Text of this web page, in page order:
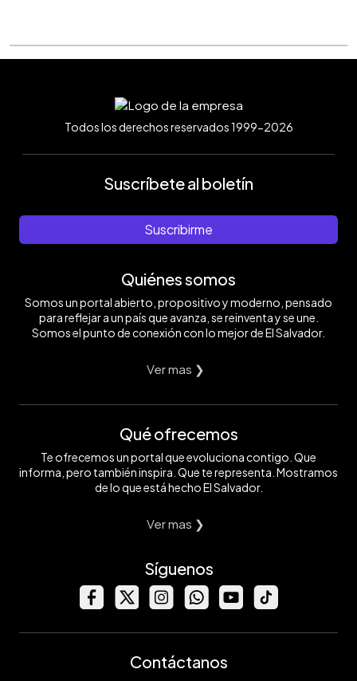
Todos los derechos reservados 1999-2026
Suscríbete al boletín
Suscribirme
Quiénes somos
Somos un portal abierto, propositivo y moderno, pensado
para reflejar a un país que avanza, se reinventa y se une.
Somos el punto de conexión con lo mejor de El Salvador.
Ver mas ❯
Qué ofrecemos
Te ofrecemos un portal que evoluciona contigo. Que
informa, pero también inspira. Que te representa. Mostramos
de lo que está hecho El Salvador.
Ver mas ❯
Síguenos
Contáctanos